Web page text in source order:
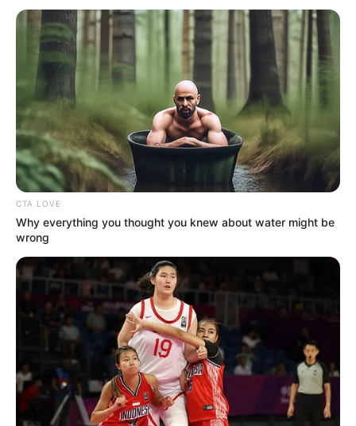
CTA LOVE
Why everything you thought you knew about water might be
wrong